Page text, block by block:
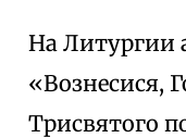
На Литургии
«Вознесися,
Трисвятого